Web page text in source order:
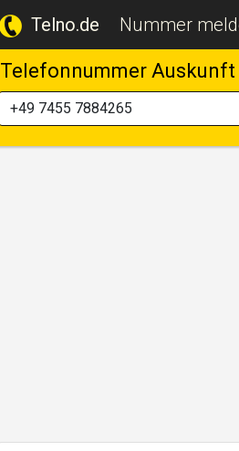
Telno.de Nummer
Telefonnummer Auskunft